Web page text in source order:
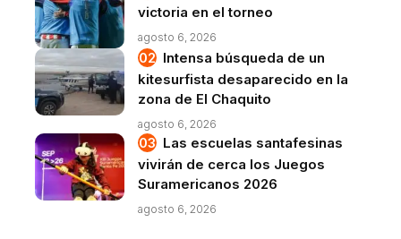
victoria en el torneo
agosto 6, 2026
Intensa búsqueda de un
kitesurfista desaparecido en la
zona de El Chaquito
agosto 6, 2026
Las escuelas santafesinas
vivirán de cerca los Juegos
Suramericanos 2026
agosto 6, 2026